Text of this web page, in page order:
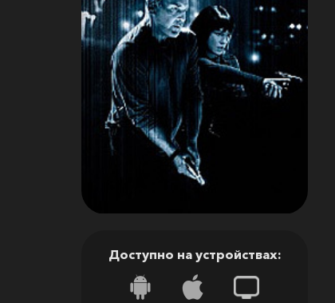
Доступно на устройствах: